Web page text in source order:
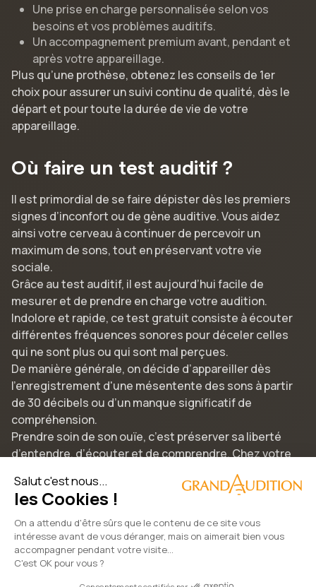
Une prise en charge personnalisée selon vos
besoins et vos problèmes auditifs.
Un accompagnement premium avant, pendant et
après votre appareillage.
Plus qu’une prothèse, obtenez les conseils de 1er
choix pour assurer un suivi continu de qualité, dès le
départ et pour toute la durée de vie de votre
appareillage.
Où faire un test auditif ?
Il est primordial de se faire dépister dès les premiers
signes d’inconfort ou de gène auditive. Vous aidez
ainsi votre cerveau à continuer de percevoir un
maximum de sons, tout en préservant votre vie
sociale.
Grâce au test auditif, il est aujourd’hui facile de
mesurer et de prendre en charge votre audition.
Indolore et rapide, ce test gratuit consiste à écouter
différentes fréquences sonores pour déceler celles
qui ne sont plus ou qui sont mal perçues.
De manière générale, on décide d’appareiller dès
l’enregistrement d'une mésentente des sons à partir
de 30 décibels ou d’un manque significatif de
compréhension.
Prendre soin de son ouïe, c’est préserver sa liberté
d’entendre, d’écouter et de comprendre. Chez votre
audioprothésiste GrandAudition, rencontrez notre
équipe de spécialistes diplômés, testez nos aides
auditives innovantes et redécouvrez un son naturel et
limpide en toute discrétion.
Salut c'est nous...
les Cookies !
On a attendu d'être sûrs que le contenu de ce site vous
intéresse avant de vous déranger, mais on aimerait bien vous
accompagner pendant votre visite...
C'est OK pour vous ?